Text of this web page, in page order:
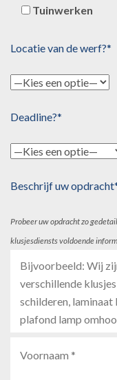
Tuinwerken
Locatie van de werf?*
Deadline?*
Beschrijf uw
Probeer uw opdracht zo
klusjesdiensts voldoende